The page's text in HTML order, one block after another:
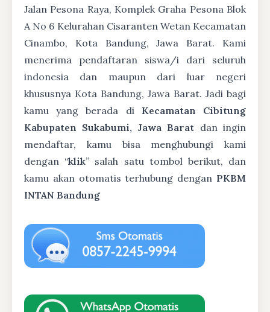
Jalan Pesona Raya, Komplek Graha Pesona Blok
A No 6 Kelurahan Cisaranten Wetan Kecamatan
Cinambo, Kota Bandung, Jawa Barat. Kami
menerima pendaftaran siswa/i dari seluruh
indonesia dan maupun dari luar negeri
khususnya Kota Bandung, Jawa Barat. Jadi bagi
kamu yang berada di Kecamatan Cibitung
Kabupaten Sukabumi, Jawa Barat dan ingin
mendaftar, kamu bisa menghubungi kami
dengan “klik” salah satu tombol berikut, dan
kamu akan otomatis terhubung dengan PKBM
INTAN Bandung